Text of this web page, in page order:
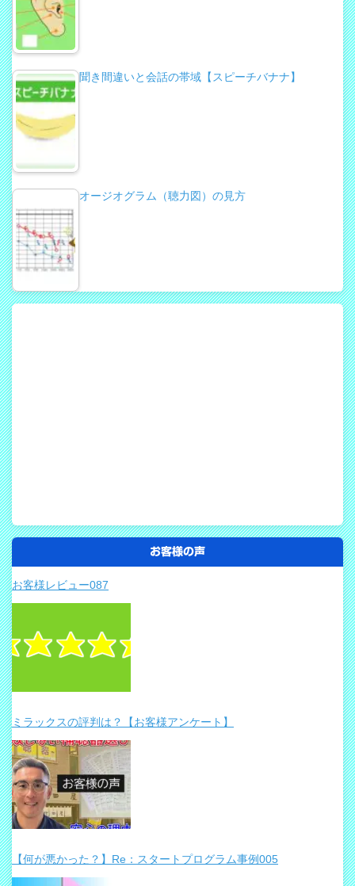
聞き間違いと会話の帯域【スピーチバナナ】
オージオグラム（聴力図）の見方
お客様の声
お客様レビュー087
ミラックスの評判は？【お客様アンケート】
【何が悪かった？】Re：スタートプログラム事例005